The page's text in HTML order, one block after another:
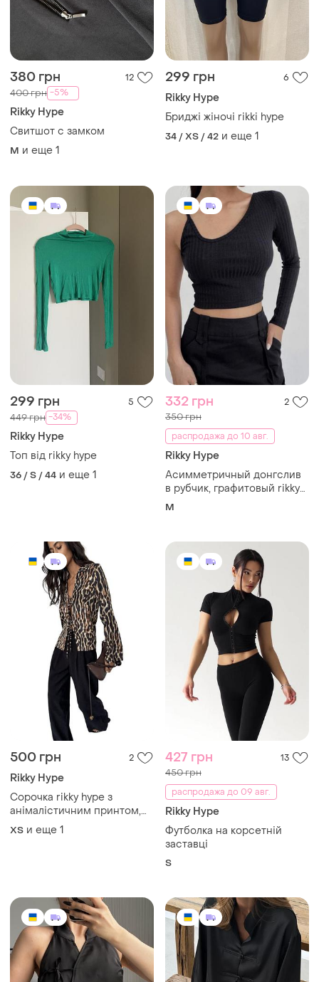
380 грн 12
400 грн -5%
Rikky Hype
Свитшот с замком
M и еще 1
299 грн 6
Rikky Hype
Бриджі жіночі rikki hype
34 / XS / 42 и еще 1
299 грн 5
449 грн -34%
Rikky Hype
Топ від rikky hype
36 / S / 44 и еще 1
332 грн 2
350 грн
распродажа до 10 авг.
Rikky Hype
Асимметричный донгслив
в рубчик, графитовый rikky
hype
M
500 грн 2
Rikky Hype
Сорочка rikky hype з
анімалістичним принтом,
розмір s
ХS и еще 1
427 грн 13
450 грн
распродажа до 09 авг.
Rikky Hype
Футболка на корсетній
заставці
S